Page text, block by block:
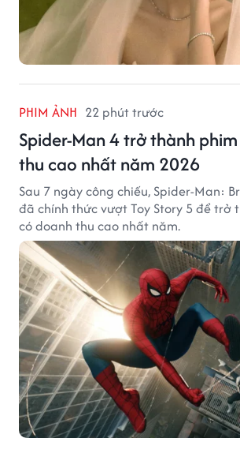
PHIM ẢNH 22 phút trước
Spider-Man 4 trở thành
thu cao nhất năm 2026
Sau 7 ngày công chiếu, Spider-Man:
đã chính thức vượt Toy Story 5 để trở
có doanh thu cao nhất năm.